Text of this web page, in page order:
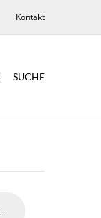
Kontakt
SUCHE